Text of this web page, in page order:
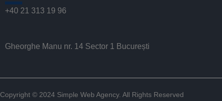
+40 21 313 19 96
Gheorghe Manu nr. 14 Sector 1 București
Copyright © 2024 Simple Web Agency. All Rights Reserved